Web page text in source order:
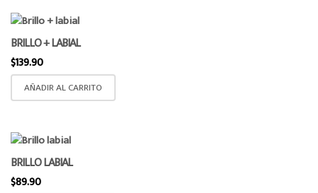
BRILLO + LABIAL
$139.90
AÑADIR AL CARRITO
BRILLO LABIAL
$89.90